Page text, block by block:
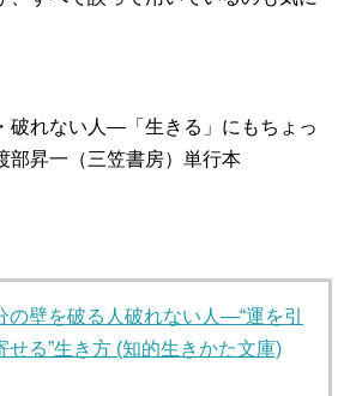
破れない人―「生きる」にもちょっ
部昇一（三笠書房）単行本
の壁を破る人破れない人―“運を引
せる”生き方 (知的生きかた文庫)